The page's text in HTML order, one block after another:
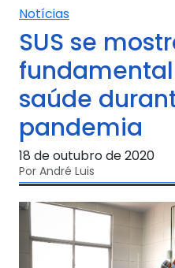
Notícias
SUS se
saúde
pandemia
18 de outubro de 2020
Por André Luis